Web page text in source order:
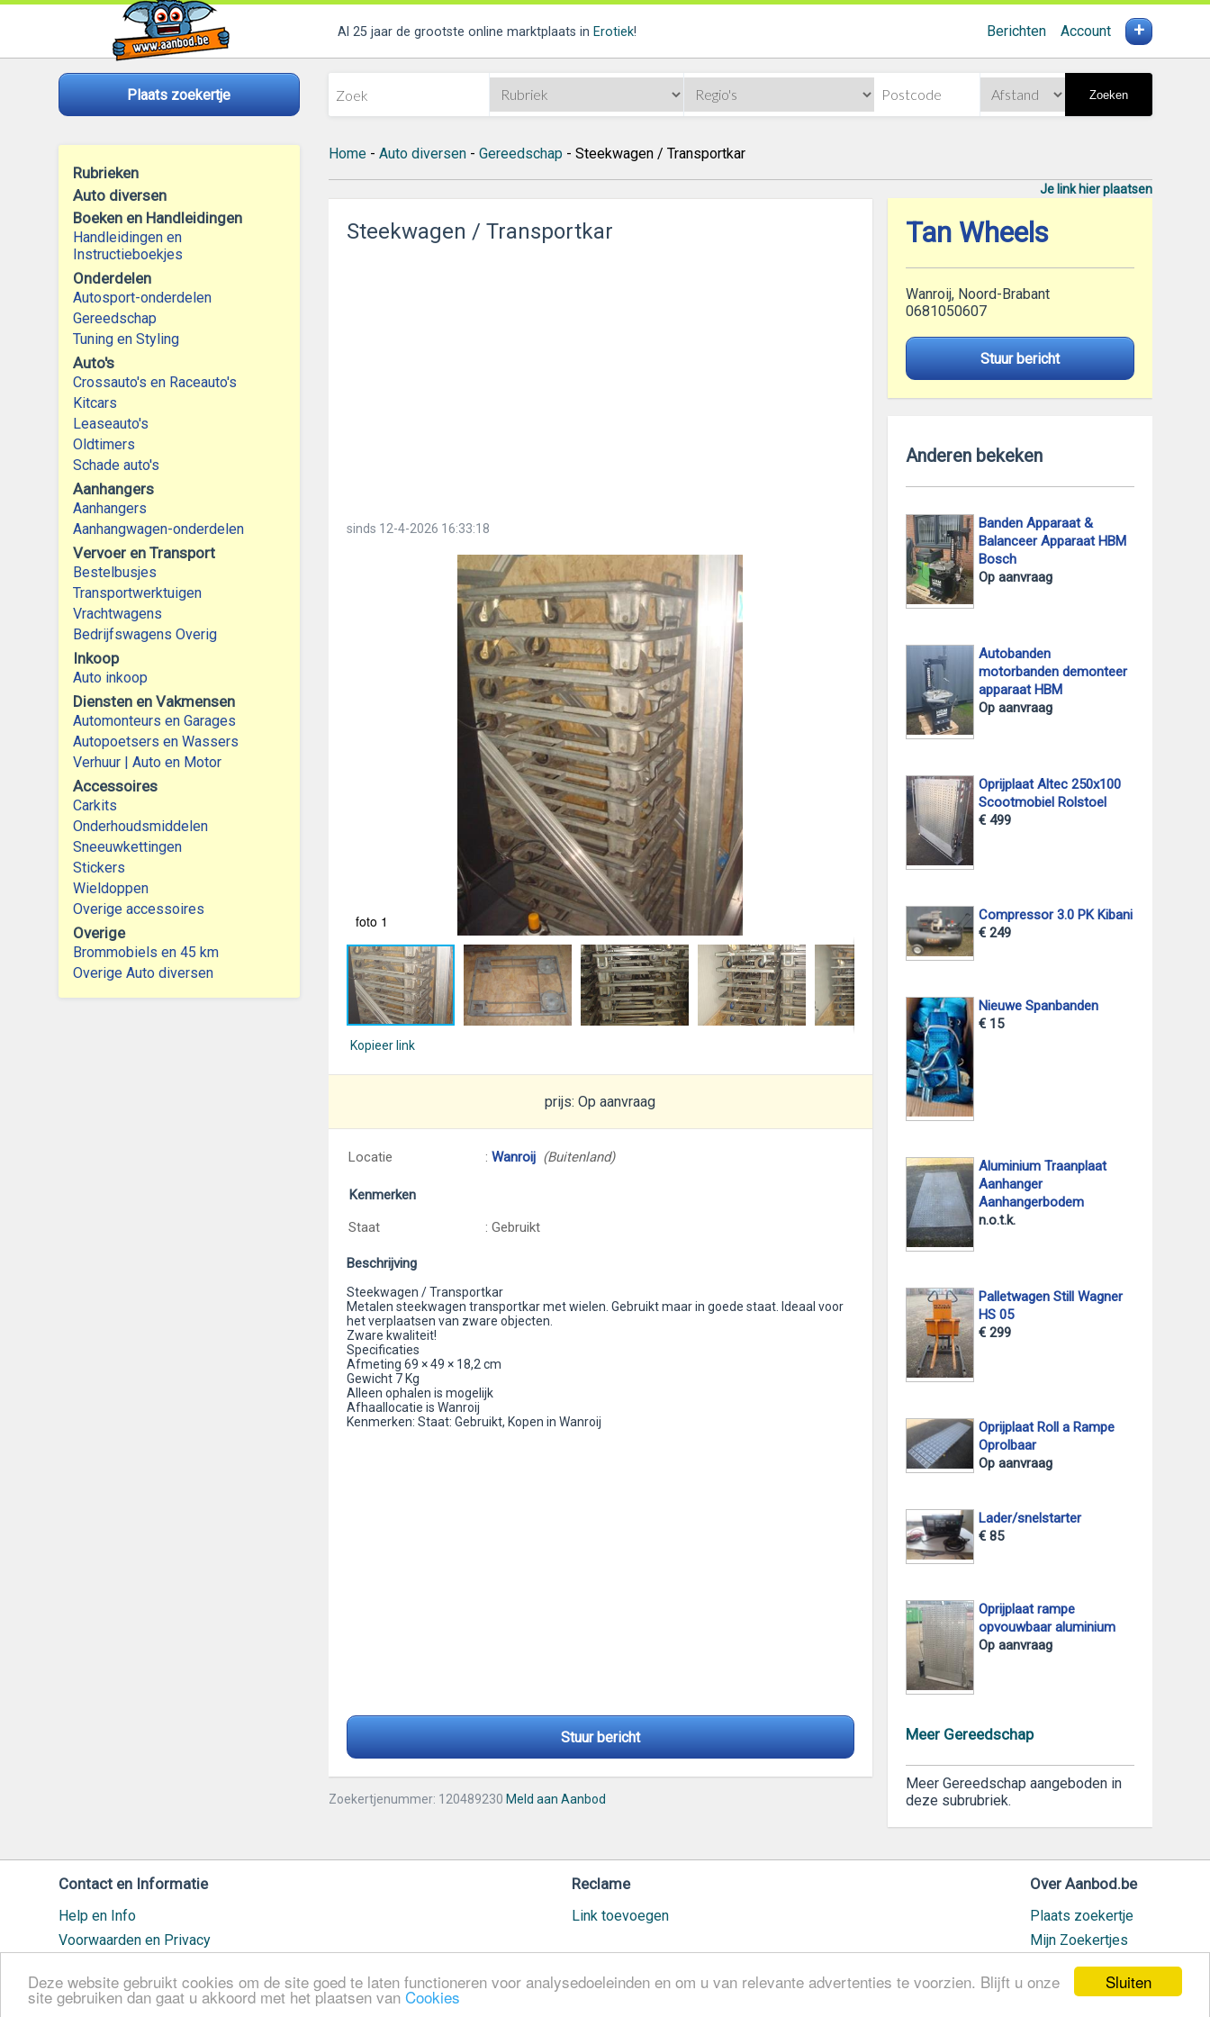
Sluiten
Deze website gebruikt cookies om de site goed te laten functioneren voor analysedoeleinden en om u van relevante advertenties te voorzien. Blijft u onze
site gebruiken dan gaat u akkoord met het plaatsen van Cookies
Al 25 jaar de grootste online marktplaats in Erotiek! Berichten Account +
Plaats zoekertje Zoeken
Rubrieken
Auto diversen
Boeken en Handleidingen
Handleidingen en
Instructieboekjes
Onderdelen
Autosport-onderdelen
Gereedschap
Tuning en Styling
Auto's
Crossauto's en Raceauto's
Kitcars
Leaseauto's
Oldtimers
Schade auto's
Aanhangers
Aanhangers
Aanhangwagen-onderdelen
Vervoer en Transport
Bestelbusjes
Transportwerktuigen
Vrachtwagens
Bedrijfswagens Overig
Inkoop
Auto inkoop
Diensten en Vakmensen
Automonteurs en Garages
Autopoetsers en Wassers
Verhuur | Auto en Motor
Accessoires
Carkits
Onderhoudsmiddelen
Sneeuwkettingen
Stickers
Wieldoppen
Overige accessoires
Overige
Brommobiels en 45 km
Overige Auto diversen
Home- Auto diversen- Gereedschap- Steekwagen / Transportkar
Je link hier plaatsen
Steekwagen / Transportkar
sinds 12-4-2026 16:33:18
foto 1
Kopieer link
prijs: Op aanvraag
Locatie : Wanroij (Buitenland)
Kenmerken
Staat
: Gebruikt
Beschrijving
Steekwagen / Transportkar
Metalen steekwagen transportkar met wielen. Gebruikt maar in goede staat. Ideaal voor
het verplaatsen van zware objecten.
Zware kwaliteit!
Specificaties
Afmeting 69 × 49 × 18,2 cm
Gewicht 7 Kg
Alleen ophalen is mogelijk
Afhaallocatie is Wanroij
Kenmerken: Staat: Gebruikt, Kopen in Wanroij
Stuur bericht
Zoekertjenummer: 120489230 Meld aan Aanbod
Tan Wheels
Wanroij, Noord-Brabant
0681050607
Stuur bericht
Anderen bekeken
Banden Apparaat &
Balanceer Apparaat HBM
Bosch
Op aanvraag
Autobanden
motorbanden demonteer
apparaat HBM
Op aanvraag
Oprijplaat Altec 250x100
Scootmobiel Rolstoel
€ 499
Compressor 3.0 PK Kibani
€ 249
Nieuwe Spanbanden
€ 15
Aluminium Traanplaat
Aanhanger
Aanhangerbodem
n.o.t.k.
Palletwagen Still Wagner
HS 05
€ 299
Oprijplaat Roll a Rampe
Oprolbaar
Op aanvraag
Lader/snelstarter
€ 85
Oprijplaat rampe
opvouwbaar aluminium
Op aanvraag
Meer Gereedschap
Meer Gereedschap aangeboden in
deze subrubriek.
Contact en Informatie
Help en Info
Voorwaarden en Privacy
Cookiebeleid
Reclame
Link toevoegen
Over Aanbod.be
Plaats zoekertje
Mijn Zoekertjes
Contact / Helpdesk
Nieuw geplaatst